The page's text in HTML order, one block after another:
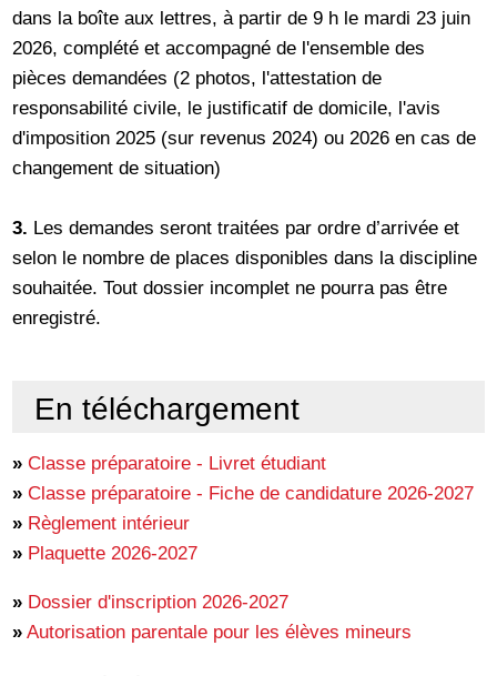
dans la boîte aux lettres, à partir de 9 h le mardi 23 juin
2026, complété et accompagné de l'ensemble des
pièces demandées (2 photos, l'attestation de
responsabilité civile, le justificatif de domicile, l'avis
d'imposition 2025 (sur revenus 2024) ou 2026 en cas de
changement de situation)
3. Les demandes seront traitées par ordre d’arrivée et
selon le nombre de places disponibles dans la discipline
souhaitée. Tout dossier incomplet ne pourra pas être
enregistré.
En téléchargement
»Classe préparatoire - Livret étudiant
»Classe préparatoire - Fiche de candidature 2026-2027
» Règlement intérieur
» Plaquette 2026-2027
» Dossier d'inscription 2026-2027
» Autorisation parentale pour les élèves mineurs